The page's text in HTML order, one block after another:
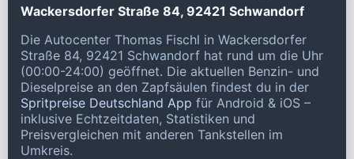
Wackersdorfer Straße 84, 92421 Schwandorf
Die Autocenter Thomas Fischl in Wackersdorfer
Straße 84, 92421 Schwandorf hat rund um die Uhr
(00:00-24:00) geöffnet. Die aktuellen Benzin- und
Dieselpreise an den Zapfsäulen findest du in der
Spritpreise Deutschland App für Android & iOS –
inklusive Echtzeitdaten, Statistiken und
Preisvergleichen mit anderen Tankstellen im
Umkreis.